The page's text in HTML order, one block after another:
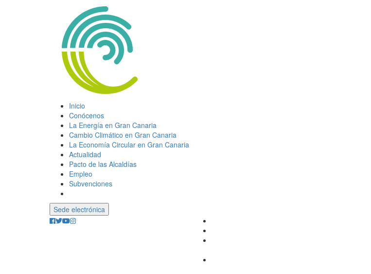
Inicio
Conócenos
La Energía en Gran Canaria
Cambio Climático en Gran Canaria
La Economía Circular en Gran Canaria
Actualidad
Pacto de las Alcaldías
Empleo
Subvenciones
Sede electrónica